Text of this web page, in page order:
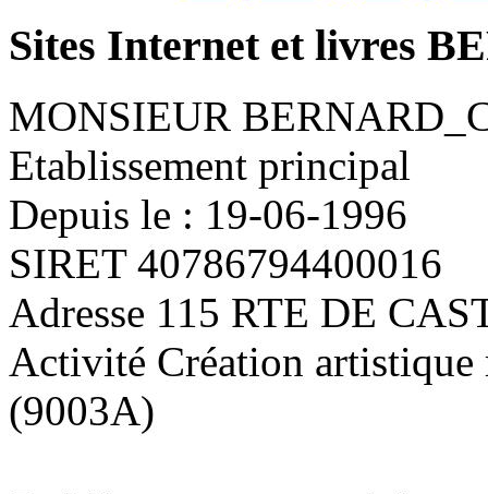
Sites Internet et livres
MONSIEUR
Etablissement principal
Depuis le : 19-06-1996
SIRET 40786794400016
Adresse 115 RTE DE
Activité Création artistique
(9003A)